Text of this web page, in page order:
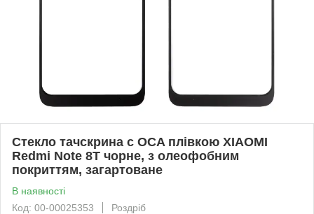
Стекло тачскрина c OCA плівкою XIAOMI
Redmi Note 8T чорне, з олеофобним
покриттям, загартоване
В наявності
Код: 00-00025353
Роздріб